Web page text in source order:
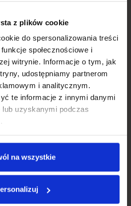
z plików cookie
do spersonalizowania treści
społecznościowe i
witrynie. Informacje o tym, jak
udostępniamy partnerom
i analitycznym.
te informacje z innymi danymi
uzyskanymi podczas
na wszystkie
Neno w
w ofercie: